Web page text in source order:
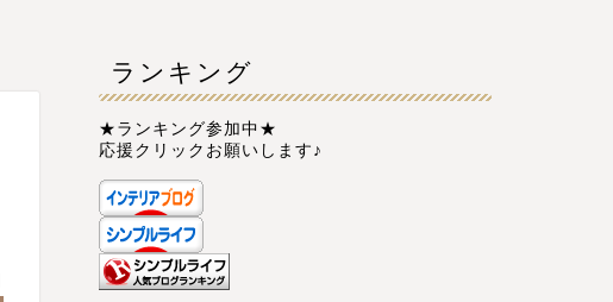
ランキング
★ランキング参加中★
応援クリックお願いします♪